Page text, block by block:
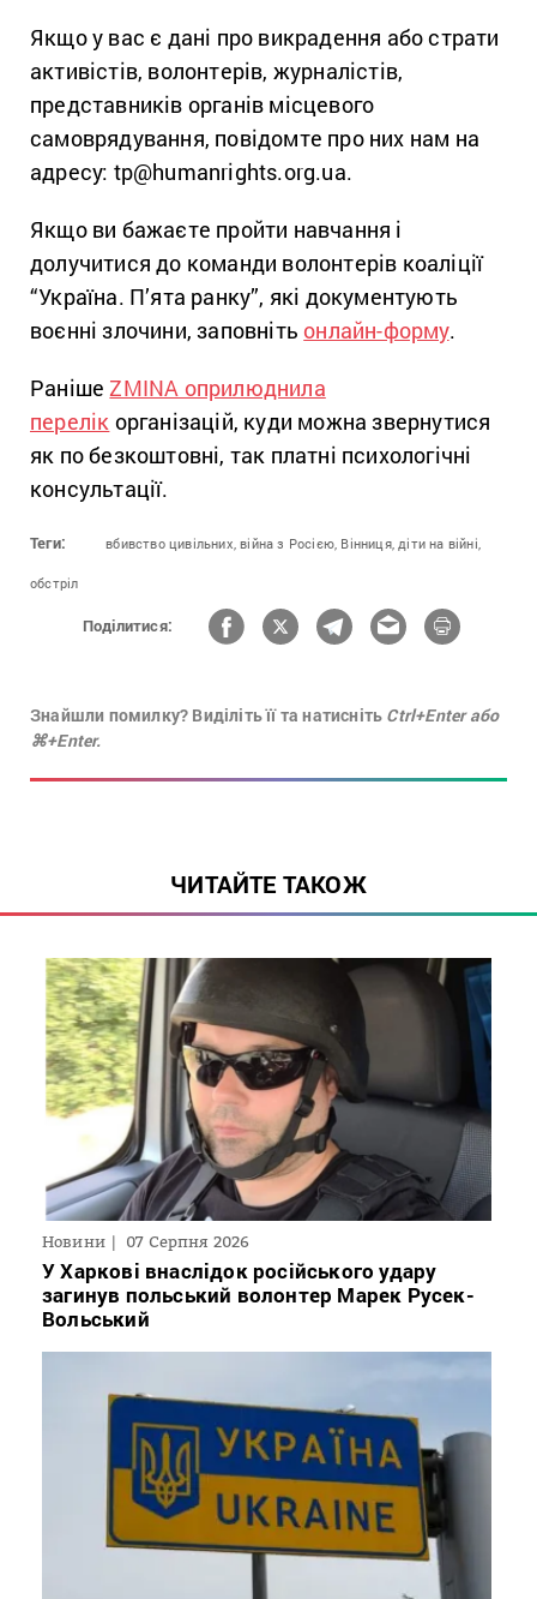
Якщо у вас є дані про викрадення або страти
активістів, волонтерів, журналістів,
представників органів місцевого
самоврядування, повідомте про них нам на
адресу: tp@humanrights.org.ua.
Якщо ви бажаєте пройти навчання і
долучитися до команди волонтерів коаліції
“Україна. П’ята ранку”, які документують
воєнні злочини, заповніть онлайн-форму.
Раніше ZMINA оприлюднила
перелік організацій, куди можна звернутися
як по безкоштовні, так платні психологічні
консультації.
Теги: вбивство цивільних, війна з Росією, Вінниця, діти на війні,
обстріл
Поділитися:
Знайшли помилку? Виділіть її та натисніть Ctrl+Enter або
⌘+Enter.
ЧИТАЙТЕ ТАКОЖ
Новини 07 Серпня 2026
У Харкові внаслідок російського удару
загинув польський волонтер Марек Русек-
Вольський